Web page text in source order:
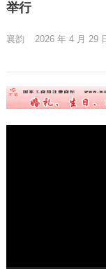
举行
襄韵 2026 年 4 月 29